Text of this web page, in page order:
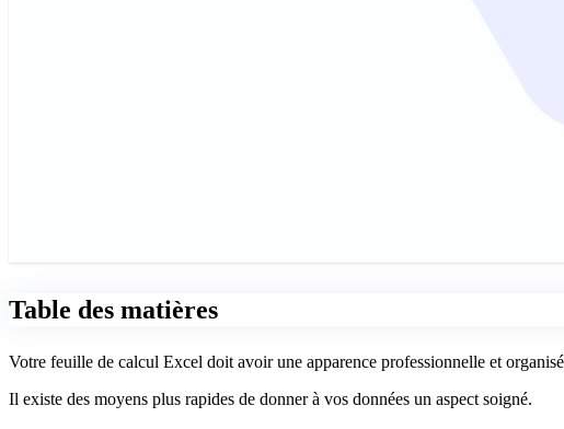
Table des matières
Votre feuille de calcul Excel doit avoir une apparence professionnelle et
Il existe des moyens plus rapides de donner à vos données un aspect soigné.